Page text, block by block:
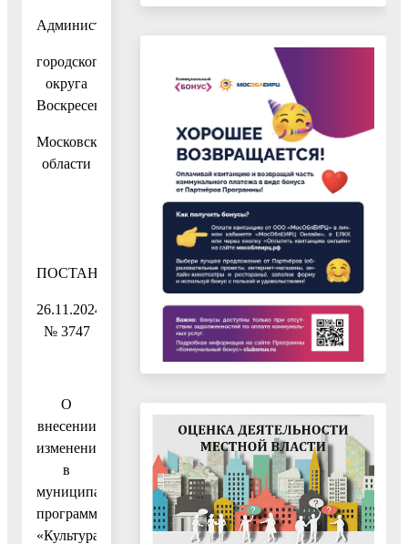
Администрация
городского
округа
Воскресенск
Московской
области
ПОСТАНОВЛЕНИЕ
26.11.2024
№ 3747
О
внесении
изменений
в
муниципальную
программу
«Культура